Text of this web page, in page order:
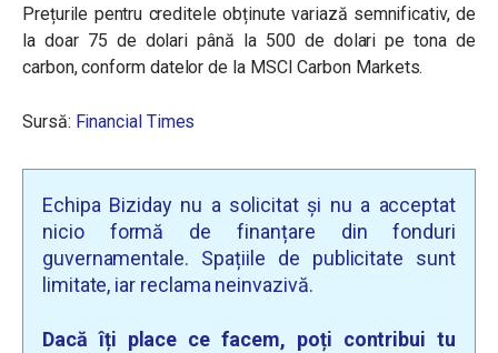
Prețurile pentru creditele obținute variază semnificativ, de
la doar 75 de dolari până la 500 de dolari pe tona de
carbon, conform datelor de la MSCI Carbon Markets.
Sursă: Financial Times
Echipa Biziday nu a solicitat și nu a acceptat
nicio formă de finanțare din fonduri
guvernamentale. Spațiile de publicitate sunt
limitate, iar reclama neinvazivă.
Dacă îți place ce facem, poți contribui tu